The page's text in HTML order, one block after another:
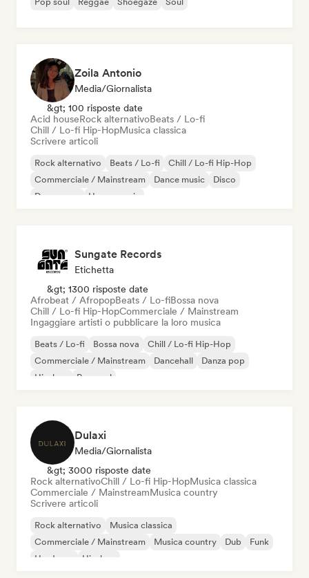
Zoila Antonio
Media/Giornalista
&gt; 100 risposte date
Acid houseRock alternativoBeats / Lo-fi
Chill / Lo-fi Hip-HopMusica classica
Scrivere articoli
Rock alternativo Beats / Lo-fi
Chill / Lo-fi Hip-Hop
Commerciale / Mainstream
Dance music
Disco
Dream pop
House music
Sungate Records
Etichetta
&gt; 1300 risposte date
Afrobeat / AfropopBeats / Lo-fiBossa nova
Chill / Lo-fi Hip-HopCommerciale / Mainstream
Ingaggiare artisti o pubblicare la loro musica
Beats / Lo-fi Bossa nova
Chill / Lo-fi Hip-Hop
Commerciale / Mainstream
Dancehall
Danza pop
Hip-hop
Pop soul
Dulaxi
Media/Giornalista
&gt; 3000 risposte date
Rock alternativoChill / Lo-fi Hip-HopMusica classica
Commerciale / MainstreamMusica country
Scrivere articoli
Rock alternativo
Musica classica
Commerciale / Mainstream
Musica country Dub
Funk
Hardcore
Hip-hop